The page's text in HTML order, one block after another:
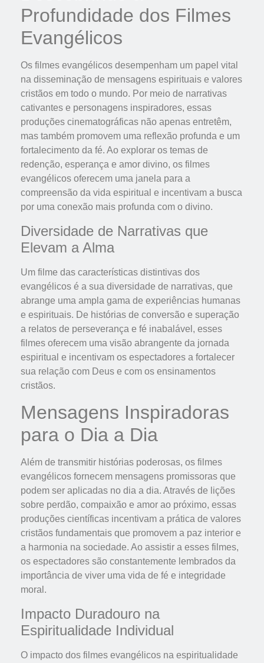
Profundidade dos Filmes
Evangélicos
Os filmes evangélicos desempenham um papel vital
na disseminação de mensagens espirituais e valores
cristãos em todo o mundo. Por meio de narrativas
cativantes e personagens inspiradores, essas
produções cinematográficas não apenas entretêm,
mas também promovem uma reflexão profunda e um
fortalecimento da fé. Ao explorar os temas de
redenção, esperança e amor divino, os filmes
evangélicos oferecem uma janela para a
compreensão da vida espiritual e incentivam a busca
por uma conexão mais profunda com o divino.
Diversidade de Narrativas que
Elevam a Alma
Um filme das características distintivas dos
evangélicos é a sua diversidade de narrativas, que
abrange uma ampla gama de experiências humanas
e espirituais. De histórias de conversão e superação
a relatos de perseverança e fé inabalável, esses
filmes oferecem uma visão abrangente da jornada
espiritual e incentivam os espectadores a fortalecer
sua relação com Deus e com os ensinamentos
cristãos.
Mensagens Inspiradoras
para o Dia a Dia
Além de transmitir histórias poderosas, os filmes
evangélicos fornecem mensagens promissoras que
podem ser aplicadas no dia a dia. Através de lições
sobre perdão, compaixão e amor ao próximo, essas
produções científicas incentivam a prática de valores
cristãos fundamentais que promovem a paz interior e
a harmonia na sociedade. Ao assistir a esses filmes,
os espectadores são constantemente lembrados da
importância de viver uma vida de fé e integridade
moral.
Impacto Duradouro na
Espiritualidade Individual
O impacto dos filmes evangélicos na espiritualidade